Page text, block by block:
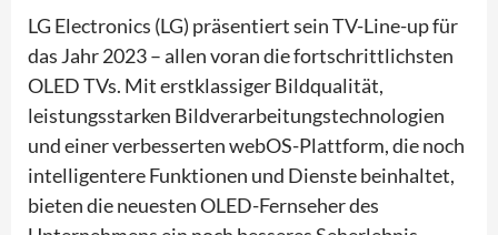
LG Electronics (LG) präsentiert sein TV-Line-up für
das Jahr 2023 – allen voran die fortschrittlichsten
OLED TVs. Mit erstklassiger Bildqualität,
leistungsstarken Bildverarbeitungstechnologien
und einer verbesserten webOS-Plattform, die noch
intelligentere Funktionen und Dienste beinhaltet,
bieten die neuesten OLED-Fernseher des